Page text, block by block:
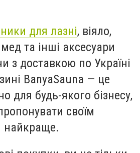
для лазні, віяло,
та інші аксесуари
з доставкою по Україні
BanyaSauna — це
для будь-якого бізнесу,
своїм
найкраще.